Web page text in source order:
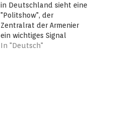
in Deutschland sieht eine
"Politshow", der
Zentralrat der Armenier
ein wichtiges Signal
Ankara/Berlin – Die
In "Deutsch"